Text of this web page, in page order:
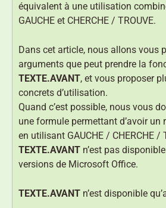
équivalent à une utilisation
GAUCHE et CHERCHE / TROUVE.
Dans cet article, nous allons vous
arguments que peut prendre la
TEXTE.AVANT, et vous proposer
concrets d’utilisation.
Quand c’est possible, nous vous
une formule permettant d’avoir un
en utilisant GAUCHE / CHERCHE /
TEXTE.AVANT n’est pas
versions de Microsoft Office.
TEXTE.AVANT n’est disponible